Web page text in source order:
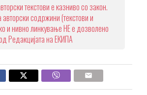
текстови е казниво со закон.
содржини (текстови и
и нивно линкување НЕ е дозволено
Редакцијата на ЕКИПА